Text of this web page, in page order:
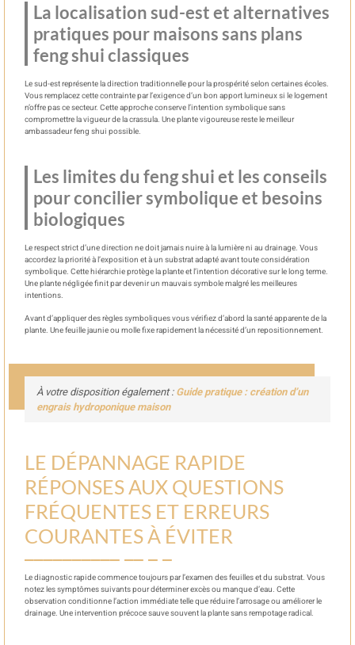
La localisation sud-est et alternatives
pratiques pour maisons sans plans
feng shui classiques
Le sud-est représente la direction traditionnelle pour la prospérité selon certaines écoles.
Vous remplacez cette contrainte par l’exigence d’un bon apport lumineux si le logement
n’offre pas ce secteur. Cette approche conserve l’intention symbolique sans
compromettre la vigueur de la crassula. Une plante vigoureuse reste le meilleur
ambassadeur feng shui possible.
Les limites du feng shui et les conseils
pour concilier symbolique et besoins
biologiques
Le respect strict d’une direction ne doit jamais nuire à la lumière ni au drainage. Vous
accordez la priorité à l’exposition et à un substrat adapté avant toute considération
symbolique. Cette hiérarchie protège la plante et l’intention décorative sur le long terme.
Une plante négligée finit par devenir un mauvais symbole malgré les meilleures
intentions.
Avant d’appliquer des règles symboliques vous vérifiez d’abord la santé apparente de la
plante. Une feuille jaunie ou molle fixe rapidement la nécessité d’un repositionnement.
À votre disposition également :Guide pratique : création d’un
engrais hydroponique maison
LE DÉPANNAGE RAPIDE
RÉPONSES AUX QUESTIONS
FRÉQUENTES ET ERREURS
COURANTES À ÉVITER
Le diagnostic rapide commence toujours par l’examen des feuilles et du substrat. Vous
notez les symptômes suivants pour déterminer excès ou manque d’eau. Cette
observation conditionne l’action immédiate telle que réduire l’arrosage ou améliorer le
drainage. Une intervention précoce sauve souvent la plante sans rempotage radical.